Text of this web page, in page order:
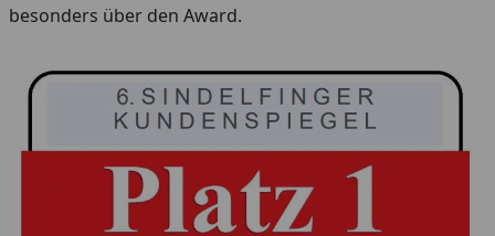
besonders über den Award.